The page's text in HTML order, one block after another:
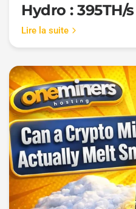
Hydro : 395TH/
Lire la suite